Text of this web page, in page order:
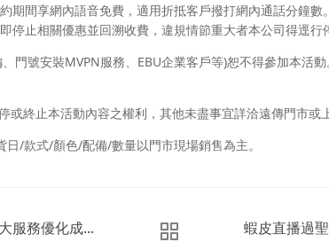
期間享網內語音免費，適用折抵客戶撥打網內通話分鐘
停止相關優惠並回溯收費，違規情節重大者本公司得逕行
門號安裝MVPN服務、EBU企業客戶等)恕不得參加本活
或終止本活動內容之權利，其他未盡事宜詳洽遠傳門市或
/款式/顏色/配備/數量以門市現場銷售為主。
服務優化成...
蝦皮直播過